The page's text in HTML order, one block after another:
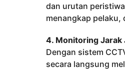
dan urutan
menangkap pelaku,
4. Monitoring Jarak
Dengan sistem
secara langsung